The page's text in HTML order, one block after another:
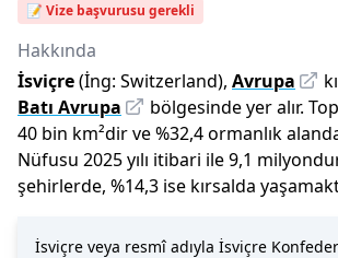
📝 Vize başvurusu gerekli
Hakkında
İsviçre(İng: Switzerland), Avrupa
Batı Avrupa
bölgesinde yer alır.
40 bin km²dirve%32,4ormanlık
Nüfusu 2025yılı itibari ile9,1 milyondur
şehirlerde, %14,3 ise kırsalda
İsviçre veya resmî adıyla İsviçre